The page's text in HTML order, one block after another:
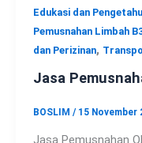
Edukasi dan
Pemusnahan Limbah
dan Perizinan,
Jasa
BOSLIM / 15 November
Jasa Pemusnahan